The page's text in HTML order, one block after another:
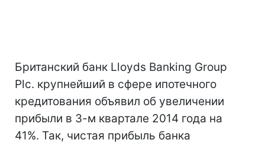
Британский банк Lloyds Banking Group
Plc. крупнейший в сфере ипотечного
кредитования объявил об увеличении
прибыли в 3-м квартале 2014 года на
41%. Так, чистая прибыль банка